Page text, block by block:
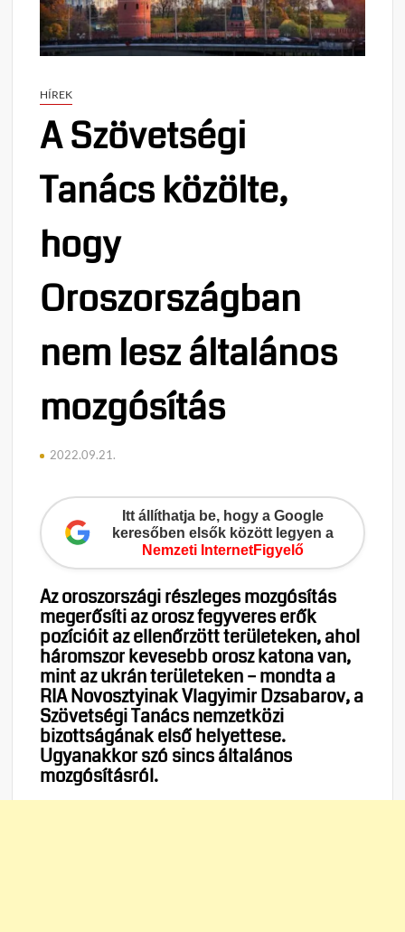
HÍREK
A Szövetségi
Tanács közölte,
hogy
Oroszországban
nem lesz általános
mozgósítás
2022.09.21.
Itt állíthatja be, hogy a Google
keresőben elsők között legyen a
Nemzeti InternetFigyelő
Az oroszországi részleges mozgósítás
megerősíti az orosz fegyveres erők
pozícióit az ellenőrzött területeken, ahol
háromszor kevesebb orosz katona van,
mint az ukrán területeken – mondta a
RIA Novosztyinak Vlagyimir Dzsabarov, a
Szövetségi Tanács nemzetközi
bizottságának első helyettese.
Ugyanakkor szó sincs általános
mozgósításról.